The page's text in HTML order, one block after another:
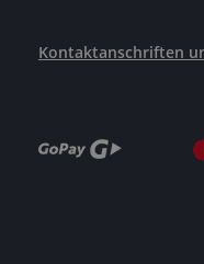
Kontaktanschriften